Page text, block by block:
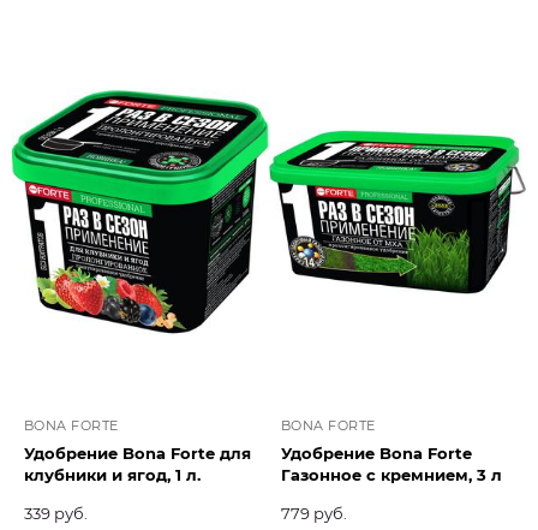
BONA FORTE
Удобрение Bona Forte для
клубники и ягод, 1 л.
339 руб.
BONA FORTE
Удобрение Bona Forte
Газонное с кремнием, 3 л
779 руб.